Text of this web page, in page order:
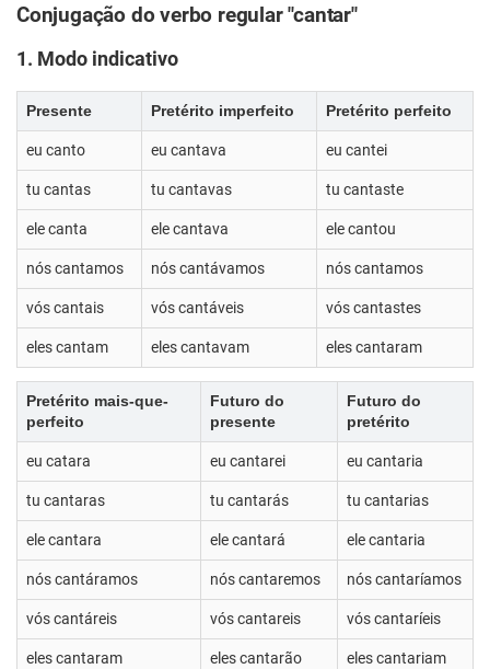
Conjugação do verbo regular "cantar"
1. Modo indicativo
Presente Pretérito imperfeito Pretérito perfeito
eu canto eu cantava eu cantei
tu cantas tu cantavas tu cantaste
ele canta ele cantava ele cantou
nós cantamos nós cantávamos nós cantamos
vós cantais vós cantáveis vós cantastes
eles cantam eles cantavam eles cantaram
Pretérito mais-que-
perfeito
Futuro do
presente
Futuro do
pretérito
eu catara eu cantarei eu cantaria
tu cantaras tu cantarás tu cantarias
ele cantara ele cantará ele cantaria
nós cantáramos nós cantaremos nós cantaríamos
vós cantáreis vós cantareis vós cantaríeis
eles cantaram eles cantarão eles cantariam